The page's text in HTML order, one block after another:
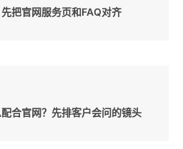
把官网服务页和FAQ对齐
合官网？先排客户会问的镜头